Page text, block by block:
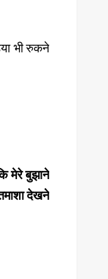
भी रुकने
मेरे बुझाने
देखने